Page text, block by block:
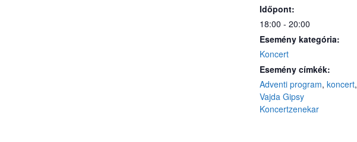
Időpont:
18:00 - 20:00
Esemény kategória:
Koncert
Esemény címkék:
Adventi program, koncert,
Vajda Gipsy
Koncertzenekar